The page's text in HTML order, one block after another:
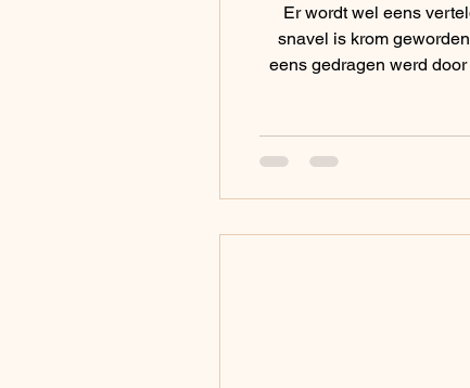
Er wordt wel eens
snavel is krom
eens gedragen werd